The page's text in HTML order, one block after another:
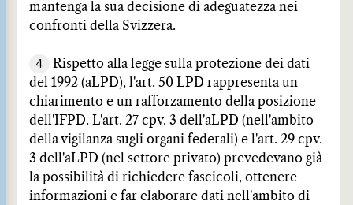
mantenga la sua decisione di adeguatezza nei
confronti della Svizzera.
4
Rispetto alla legge sulla protezione dei dati
del 1992 (aLPD), l'art. 50 LPD rappresenta un
chiarimento e un rafforzamento della posizione
dell'IFPD. L'art. 27 cpv. 3 dell'aLPD (nell'ambito
della vigilanza sugli organi federali) e l'art. 29 cpv.
3 dell'aLPD (nel settore privato) prevedevano già
la possibilità di richiedere fascicoli, ottenere
informazioni e far elaborare dati nell'ambito di